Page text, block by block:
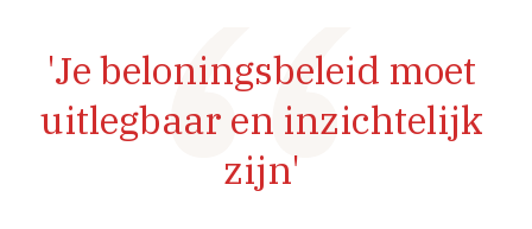
'Je beloningsbeleid moet
uitlegbaar en inzichtelijk
zijn'